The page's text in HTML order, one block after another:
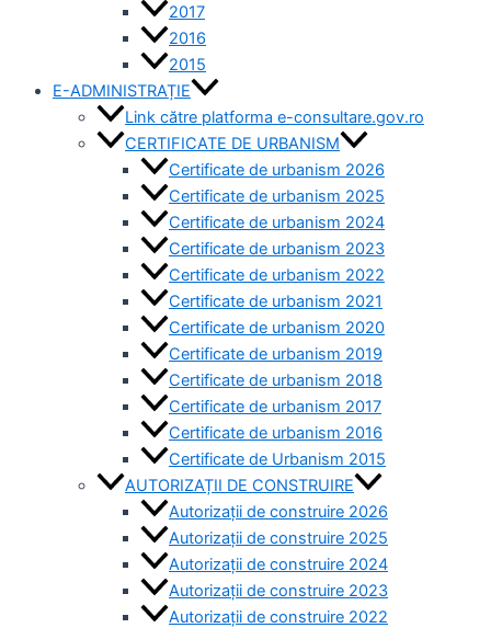
2017
2016
2015
E-ADMINISTRAȚIE
Link către platforma e-consultare.gov.ro
CERTIFICATE DE URBANISM
Certificate de urbanism 2026
Certificate de urbanism 2025
Certificate de urbanism 2024
Certificate de urbanism 2023
Certificate de urbanism 2022
Certificate de urbanism 2021
Certificate de urbanism 2020
Certificate de urbanism 2019
Certificate de urbanism 2018
Certificate de urbanism 2017
Certificate de urbanism 2016
Certificate de Urbanism 2015
AUTORIZAȚII DE CONSTRUIRE
Autorizații de construire 2026
Autorizații de construire 2025
Autorizații de construire 2024
Autorizații de construire 2023
Autorizații de construire 2022